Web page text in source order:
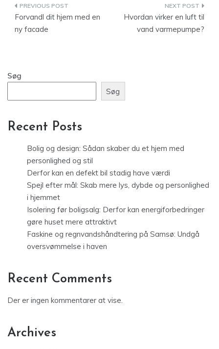
Indlægsnavigation
Forvandl dit hjem med en
ny facade
Hvordan virker en luft til
vand varmepumpe?
Søg
Søg
Recent Posts
Bolig og design: Sådan skaber du et hjem med
personlighed og stil
Derfor kan en defekt bil stadig have værdi
Spejl efter mål: Skab mere lys, dybde og personlighed
i hjemmet
Isolering før boligsalg: Derfor kan energiforbedringer
gøre huset mere attraktivt
Faskine og regnvandshåndtering på Samsø: Undgå
oversvømmelse i haven
Recent Comments
Der er ingen kommentarer at vise.
Archives